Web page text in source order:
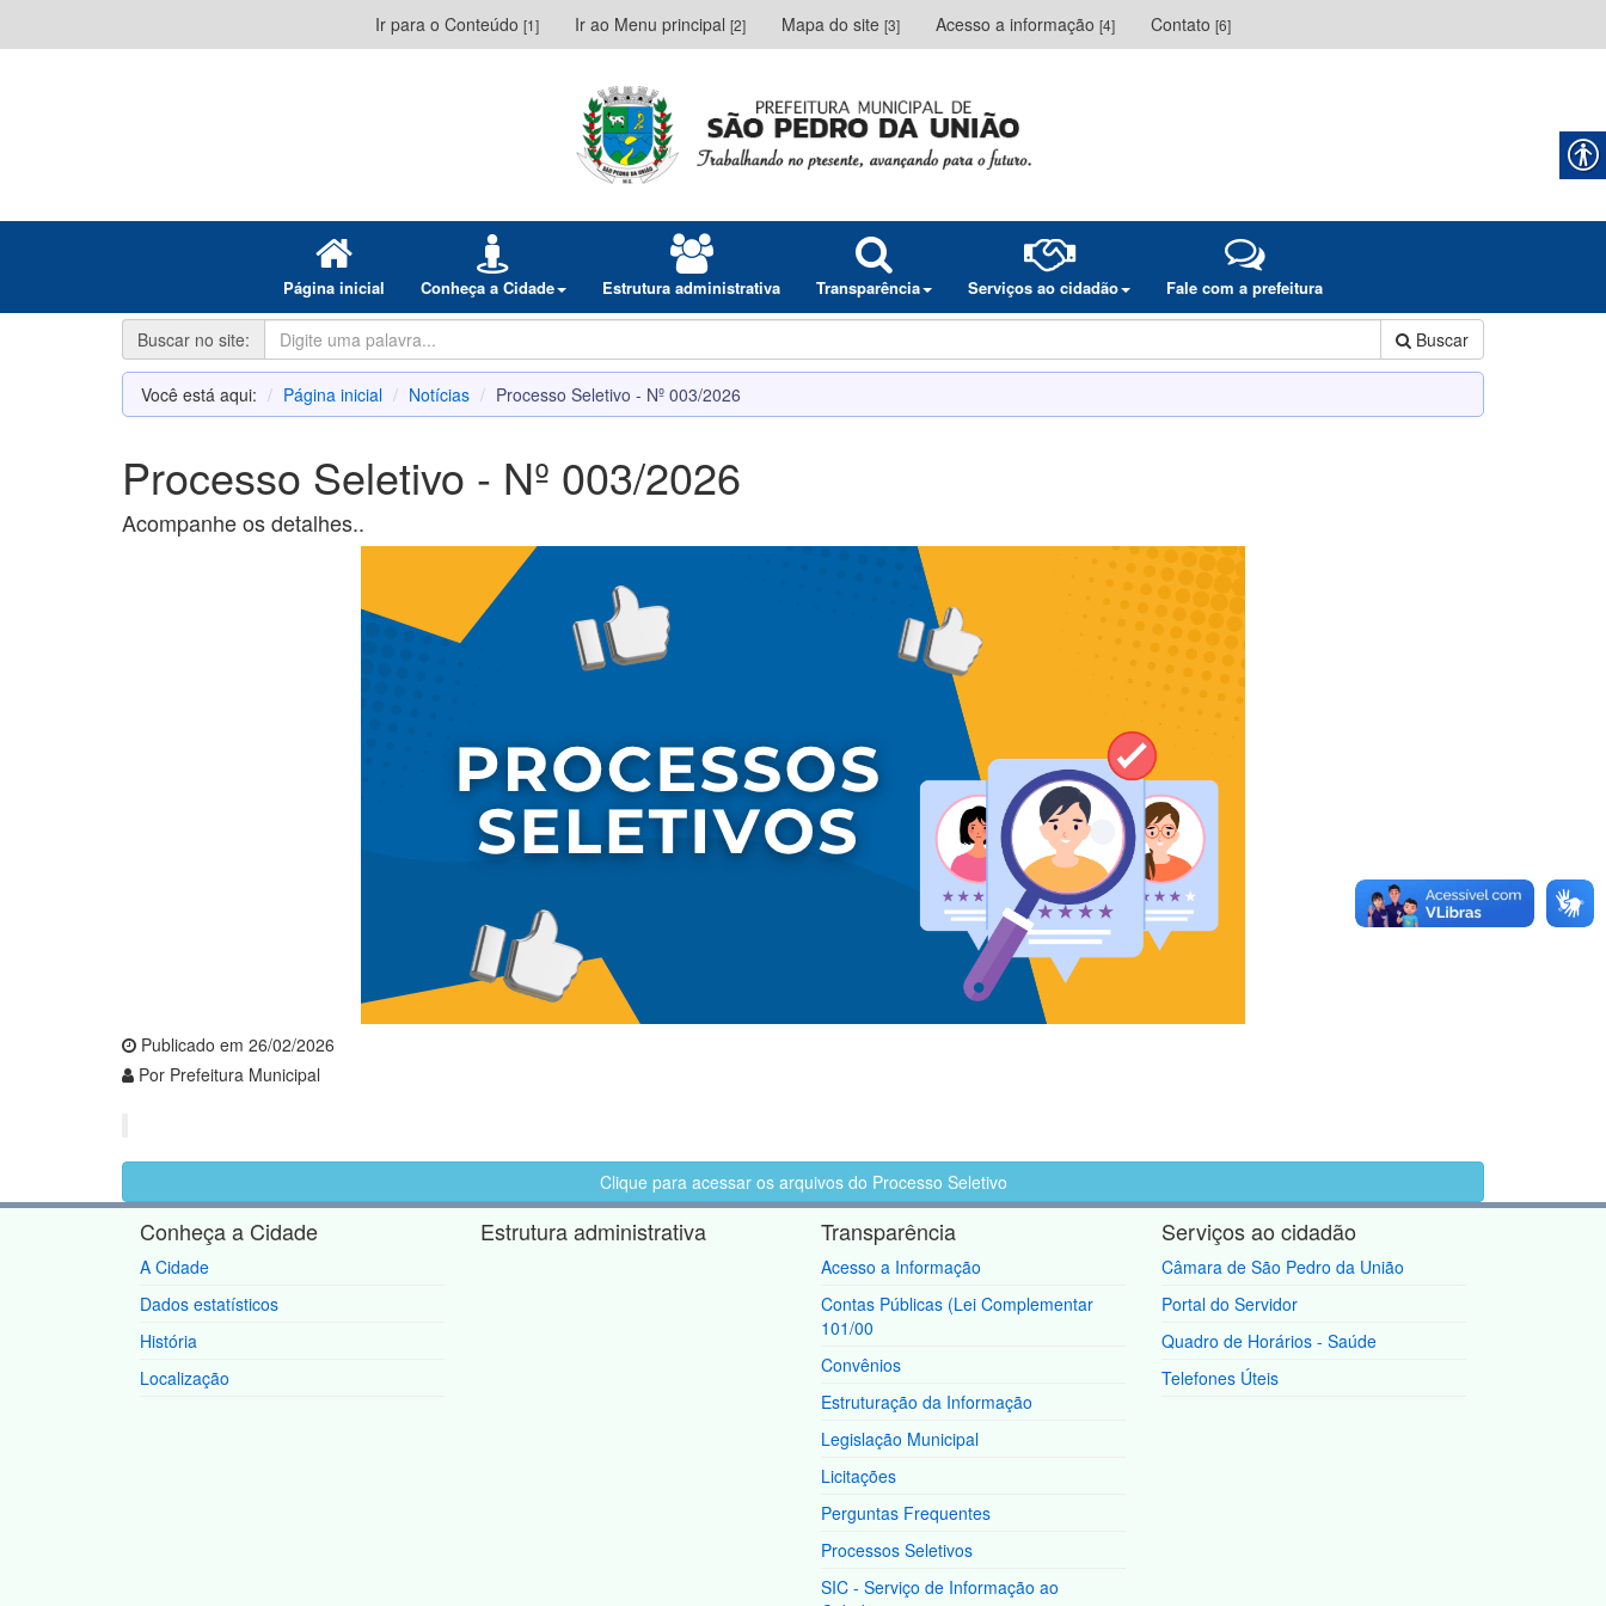
Ir para o Conteúdo [1] Ir ao Menu principal [2] Mapa do site [3] Acesso a informação [4] Contato [6]
Página inicial Conheça a Cidade Estrutura administrativa Transparência Serviços ao cidadão Fale com a prefeitura
Buscar no site: Buscar
Você está aqui: Página inicial Notícias Processo Seletivo - Nº 003/2026
Processo Seletivo - Nº 003/2026
Acompanhe os detalhes..
Publicado em 26/02/2026
Por Prefeitura Municipal
Clique para acessar os arquivos do Processo Seletivo
Conheça a Cidade
A Cidade
Dados estatísticos
História
Localização
Estrutura administrativa Transparência
Acesso a Informação
Contas Públicas (Lei Complementar
101/00
Convênios
Estruturação da Informação
Legislação Municipal
Licitações
Perguntas Frequentes
Processos Seletivos
SIC - Serviço de Informação ao
Serviços ao cidadão
Câmara de São Pedro da União
Portal do Servidor
Quadro de Horários - Saúde
Telefones Úteis